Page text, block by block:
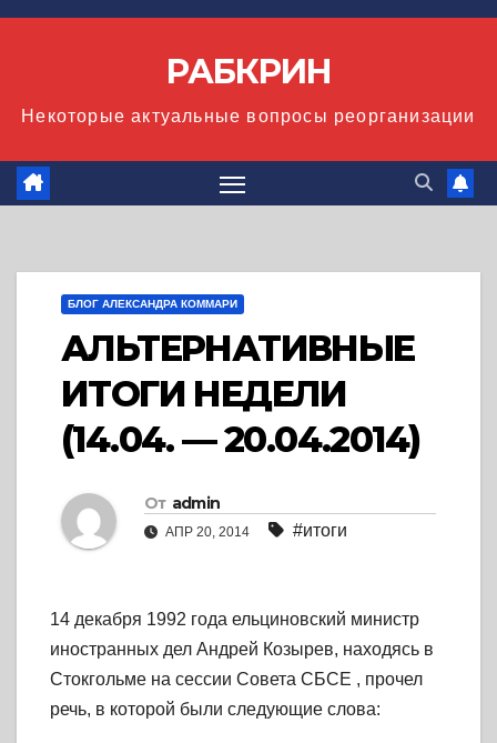
Перейти
РАБКРИН
Некоторые актуальные вопросы реорганизации
БЛОГ АЛЕКСАНДРА КОММАРИ
АЛЬТЕРНАТИВНЫЕ
ИТОГИ НЕДЕЛИ
(14.04. — 20.04.2014)
От admin
АПР 20, 2014 #итоги
14 декабря 1992 года ельциновский министр
иностранных дел Андрей Козырев, находясь в
Стокгольме на сессии Совета СБСЕ , прочел
речь, в которой были следующие слова: